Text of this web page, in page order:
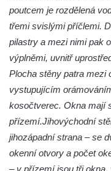
Dům čp. 181 v
Čechách
Dům čp. 167 v ulici
v Čechách
Dům čp. 149 v
Dům čp. 172 v
Boru
poutcem je rozdělená
třemi svislými příčlemi.
pilastry a mezi nimi pak
výplněmi, uvnitř
Plocha stěny patra mezi
vystupujícím
kosočtverec. Okna mají
přízemí.Jihovýchodní
jihozápadní strana – se
okenní otvory a počet
– v přízemí jsou tři